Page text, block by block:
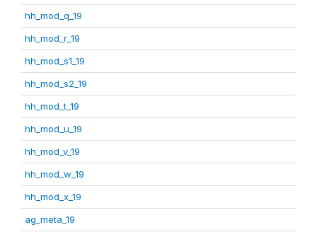
hh_mod_q_19
hh_mod_r_19
hh_mod_s1_19
hh_mod_s2_19
hh_mod_t_19
hh_mod_u_19
hh_mod_v_19
hh_mod_w_19
hh_mod_x_19
ag_meta_19